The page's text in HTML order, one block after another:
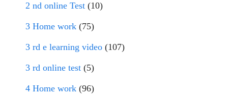
2 nd online Test (10)
3 Home work (75)
3 rd e learning video (107)
3 rd online test (5)
4 Home work (96)